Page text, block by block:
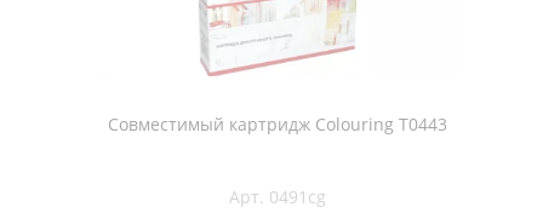
Совместимый картридж Colouring T0443
Арт. 0491cg